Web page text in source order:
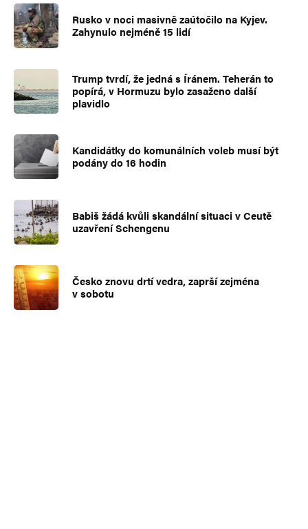
Rusko v noci masivně zaútočilo na Kyjev.
Zahynulo nejméně 15 lidí
Trump tvrdí, že jedná s Íránem. Teherán to
popírá, v Hormuzu bylo zasaženo další
plavidlo
Kandidátky do komunálních voleb musí být
podány do 16 hodin
Babiš žádá kvůli skandální situaci v Ceutě
uzavření Schengenu
Česko znovu drtí vedra, zaprší zejména
v sobotu